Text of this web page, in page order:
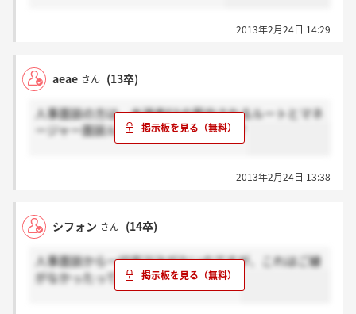
2013年2月24日 14:29
aeae さん (13卒)
人事面談の方は、本選考ESの案内されるルートとマネ
ージャー面談ルートがあるんですかね？
2013年2月24日 13:38
シフォン さん (14卒)
人事面談から一切音沙汰がないのですが、これはご縁
がなかったってことですかね…（ ; ; ）